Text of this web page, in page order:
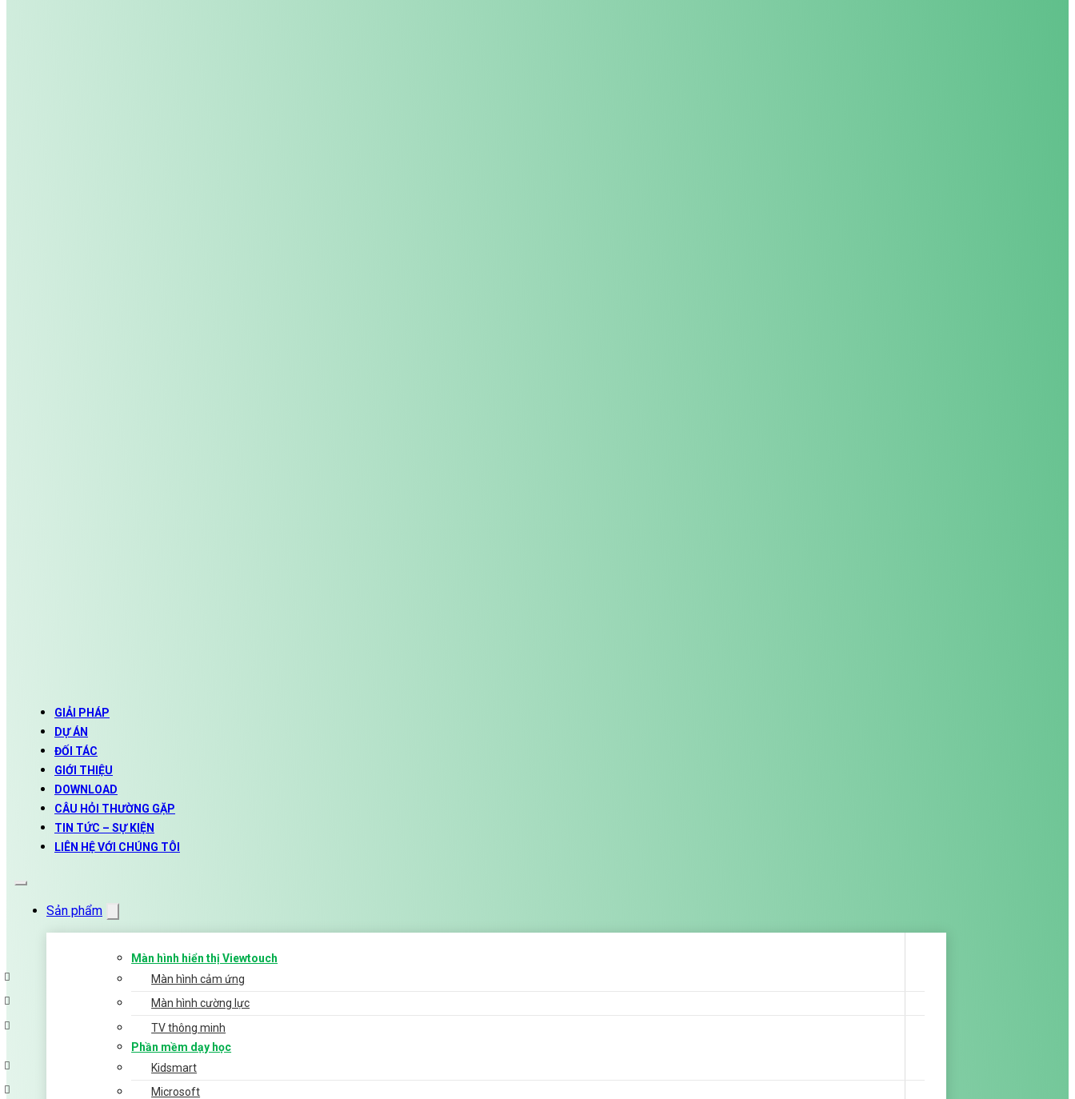
GIẢI PHÁP
DỰ ÁN
ĐỐI TÁC
GIỚI THIỆU
DOWNLOAD
CÂU HỎI THƯỜNG GẶP
TIN TỨC – SỰ KIỆN
LIÊN HỆ VỚI CHÚNG TÔI
Sản phẩm
Màn hình hiển thị Viewtouch
Màn hình cảm ứng
Màn hình cường lực
TV thông minh
Phần mềm dạy học
Kidsmart
Microsoft